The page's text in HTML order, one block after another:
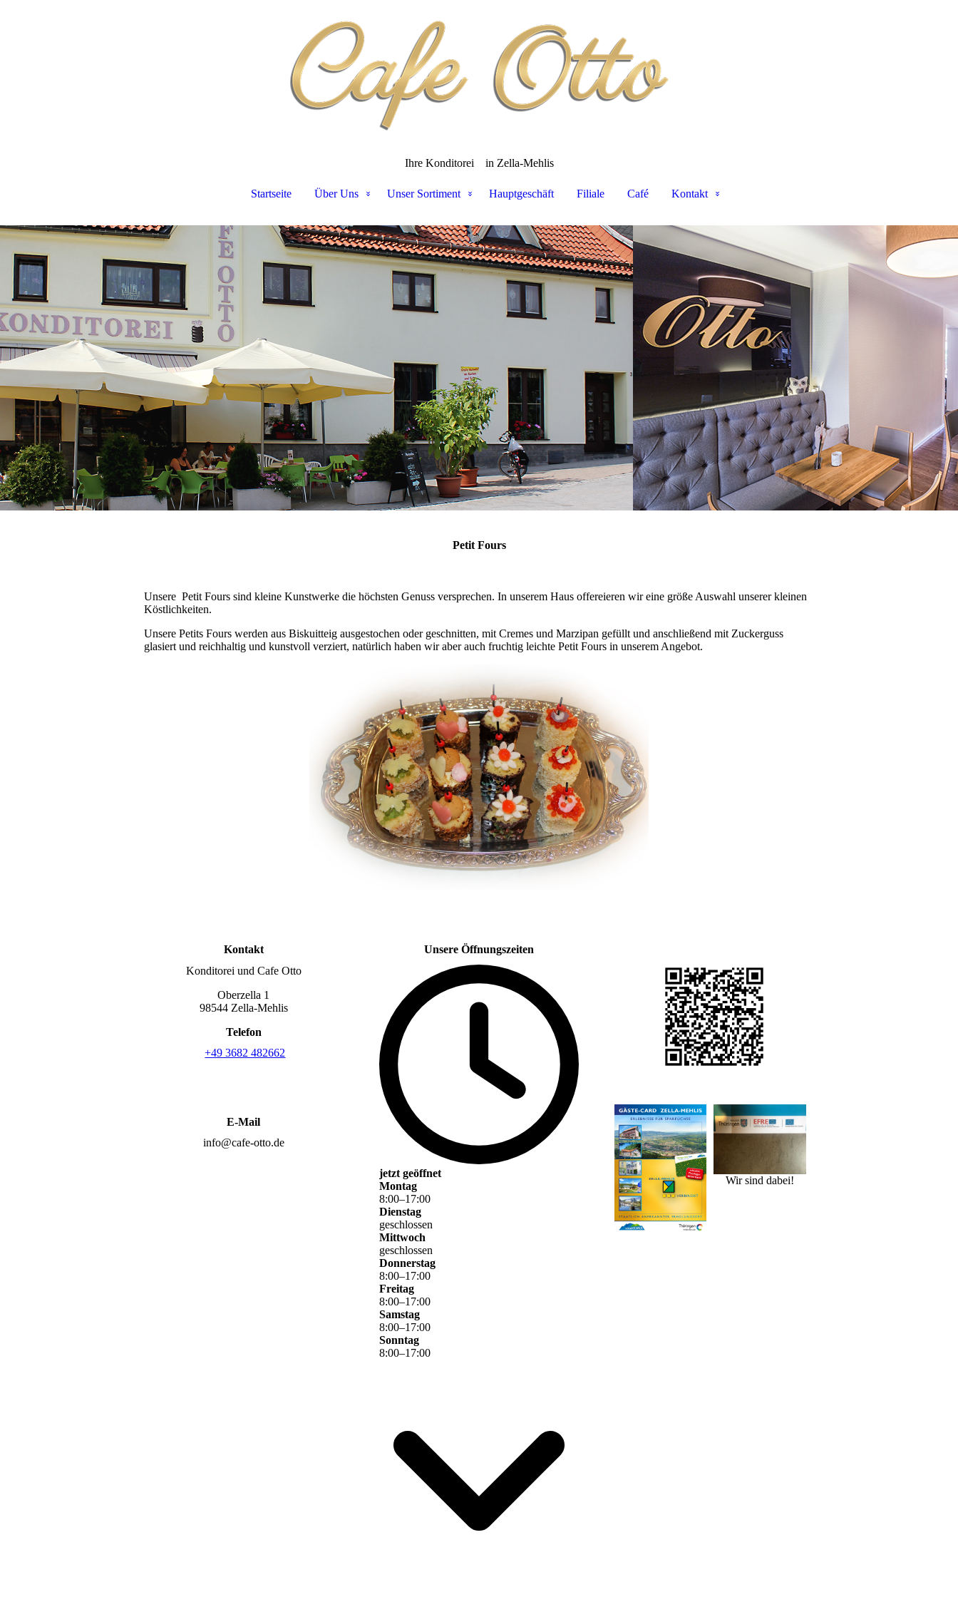
Ihre Konditorei in Zella-Mehlis
Startseite Über Uns Unser Sortiment Hauptgeschäft Filiale Café Kontakt
Petit Fours
Unsere Petit Fours sind kleine Kunstwerke die höchsten Genuss versprechen. In unserem Haus offereieren wir eine größe Auswahl unserer kleinen
Köstlichkeiten.
Unsere Petits Fours werden aus Biskuitteig ausgestochen oder geschnitten, mit Cremes und Marzipan gefüllt und anschließend mit Zuckerguss
glasiert und reichhaltig und kunstvoll verziert, natürlich haben wir aber auch fruchtig leichte Petit Fours in unserem Angebot.
Kontakt
Konditorei und Cafe Otto
Oberzella 1
98544 Zella-Mehlis
Telefon
+49 3682 482662
E-Mail
info@cafe-otto.de
Unsere Öffnungszeiten
jetzt geöffnet
Montag
8:00–17:00
Dienstag
geschlossen
Mittwoch
geschlossen
Donnerstag
8:00–17:00
Freitag
8:00–17:00
Samstag
8:00–17:00
Sonntag
8:00–17:00
Wir sind dabei!